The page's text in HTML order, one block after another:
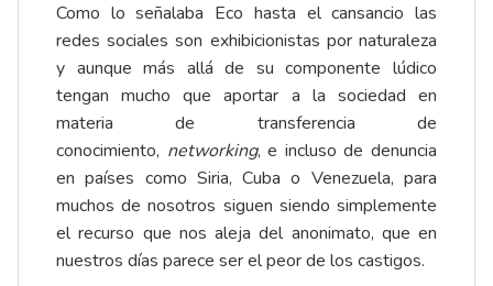
Como lo señalaba Eco hasta el cansancio las
redes sociales son exhibicionistas por naturaleza
y aunque más allá de su componente lúdico
tengan mucho que aportar a la sociedad en
materia de transferencia de
conocimiento, networking, e incluso de denuncia
en países como Siria, Cuba o Venezuela, para
muchos de nosotros siguen siendo simplemente
el recurso que nos aleja del anonimato, que en
nuestros días parece ser el peor de los castigos.